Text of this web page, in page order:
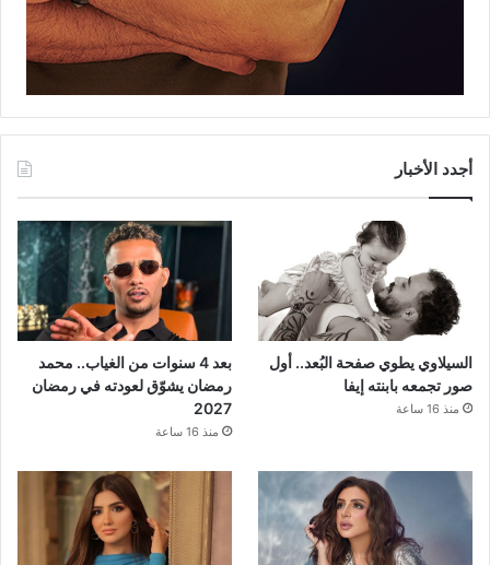
أجدد الأخبار
السيلاوي يطوي صفحة البُعد.. أول
صور تجمعه بابنته إيفا
منذ 16 ساعة
بعد 4 سنوات من الغياب.. محمد
رمضان يشوّق لعودته في رمضان
2027
منذ 16 ساعة